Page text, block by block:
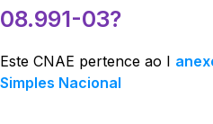
08.991-03?
Este CNAE pertence ao I
Simples Nacional